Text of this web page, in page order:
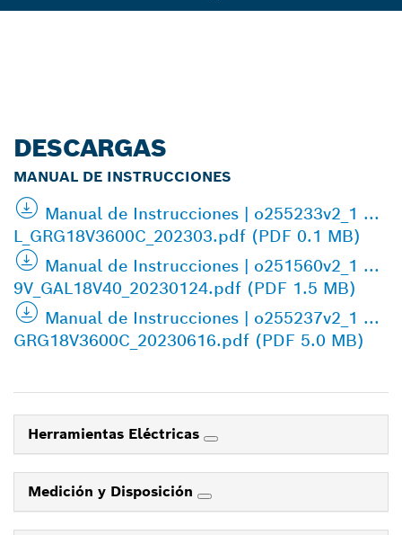
DESCARGAS
MANUAL DE INSTRUCCIONES
Manual de Instrucciones | o255233v2_1 ...
L_GRG18V3600C_202303.pdf (PDF 0.1 MB)
Manual de Instrucciones | o251560v2_1 ...
9V_GAL18V40_20230124.pdf (PDF 1.5 MB)
Manual de Instrucciones | o255237v2_1 ...
GRG18V3600C_20230616.pdf (PDF 5.0 MB)
Herramientas Eléctricas
Medición y Disposición